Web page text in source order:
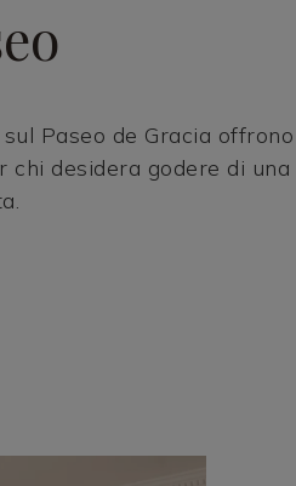
Paseo de Gracia
desidera godere di una